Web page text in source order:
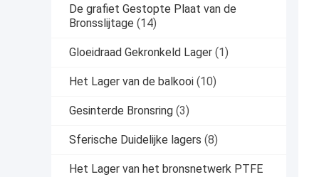
De grafiet Gestopte Plaat van de
Bronsslijtage (14)
Gloeidraad Gekronkeld Lager (1)
Het Lager van de balkooi (10)
Gesinterde Bronsring (3)
Sferische Duidelijke lagers (8)
Het Lager van het bronsnetwerk PTFE